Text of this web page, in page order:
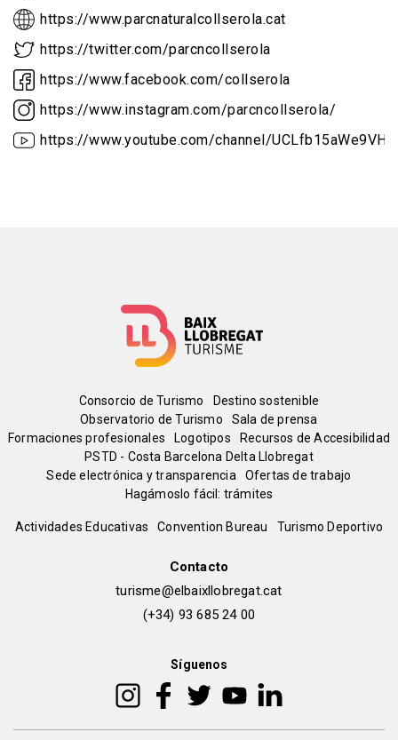
https://www.parcnaturalcollserola.cat
https://twitter.com/parcncollserola
https://www.facebook.com/collserola
https://www.instagram.com/parcncollserola/
https://www.youtube.com/channel/
Menú
del
pie
Consorcio de Turismo
Destino sostenible
Observatorio de Turismo
Sala de prensa
Formaciones profesionales
Logotipos
Recursos de Accesibilidad
PSTD - Costa Barcelona Delta Llobregat
Sede electrónica y transparencia
Ofertas de trabajo
Hagámoslo fácil: trámites
Peu
Actividades Educativas Convention Bureau Turismo Deportivo
Contacto
turisme@elbaixllobregat.cat
(+34) 93 685 24 00
Síguenos